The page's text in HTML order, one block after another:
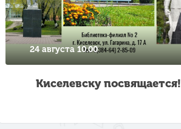
24 августа 10.00
Киселевску посвящается!